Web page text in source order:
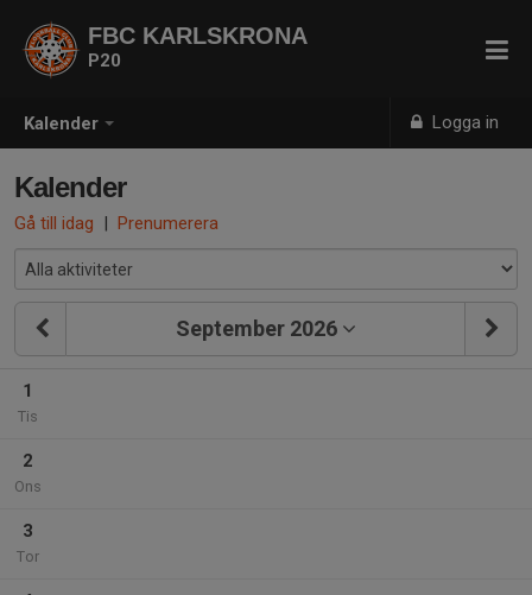
Kalender Logga in
FBC KARLSKRONA
P20
Kalender
Gå till idag | Prenumerera
September 2026
1
Tis
2
Ons
3
Tor